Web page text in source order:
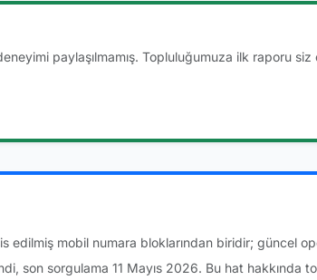
paylaşılmamış. Topluluğumuza ilk raporu
edilmiş mobil numara bloklarından biridir; güncel
son sorgulama 11 Mayıs 2026. Bu hat hakkında